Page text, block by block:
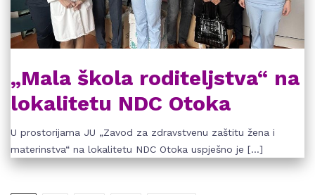
„Mala škola roditeljstva“ na
lokalitetu NDC Otoka
U prostorijama JU „Zavod za zdravstvenu zaštitu žena i
materinstva“ na lokalitetu NDC Otoka uspješno je […]